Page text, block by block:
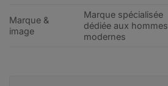
Marque &
image
Marque spécialisée
dédiée aux hommes
modernes